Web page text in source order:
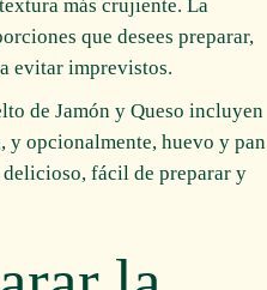
más crujiente. La
que desees preparar,
evitar imprevistos.
de Jamón y Queso incluyen
y opcionalmente, huevo y pan
delicioso, fácil de preparar y